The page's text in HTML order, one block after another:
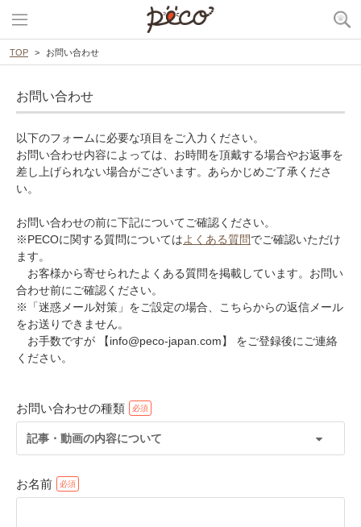
TOP お問い合わせ
お問い合わせ
以下のフォームに必要な項目をご入力ください。
お問い合わせ内容によっては、お時間を頂戴する場合やお返事を
差し上げられない場合がございます。あらかじめご了承くださ
い。
お問い合わせの前に下記についてご確認ください。
※PECOに関する質問についてはよくある質問でご確認いただけ
ます。
お客様から寄せられたよくある質問を掲載しています。お問い
合わせ前にご確認ください。
※「迷惑メール対策」をご設定の場合、こちらからの返信メール
をお送りできません。
お手数ですが 【info@peco-japan.com】 をご登録後にご連絡
ください。
お問い合わせの種類
記事・動画の内容について
お名前